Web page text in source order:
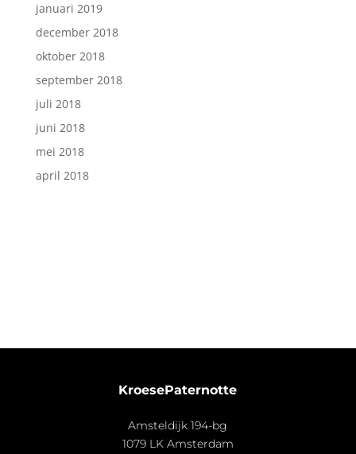
januari 2019
december 2018
oktober 2018
september 2018
juli 2018
juni 2018
mei 2018
april 2018
KroesePaternotte
Amsteldijk 194-bg
1079 LK Amsterdam